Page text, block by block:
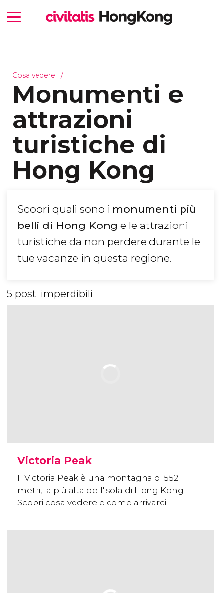
Cosa vedere
Monumenti e
attrazioni
turistiche di
Hong Kong
Scopri quali sono i monumenti più
belli di Hong Kong e le attrazioni
turistiche da non perdere durante le
tue vacanze in questa regione.
5 posti imperdibili
Victoria Peak
Il Victoria Peak è una montagna di 552
metri, la più alta dell'isola di Hong Kong.
Scopri cosa vedere e come arrivarci.